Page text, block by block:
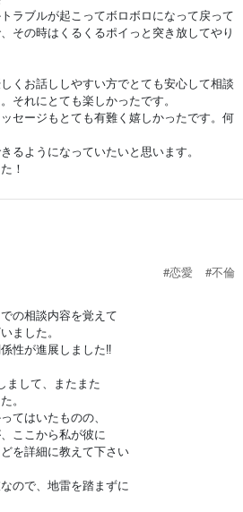
ラブルが起こってボロボロになって戻って
その時はくるくるポイっと突き放してやり
くお話ししやすい方でとても安心して相談
それにとても楽しかったです。
セージもとても有難く嬉しかったです。何
るようになっていたいと思います。
！
#恋愛
#不倫
の相談内容を覚えて
ました。
性が進展しました‼︎
まして、またまた
。
てはいたものの、
ここから私が彼に
を詳細に教えて下さい
ので、地雷を踏まずに